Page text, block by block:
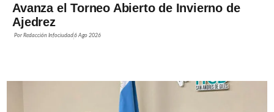
Avanza el Torneo Abierto de Invierno de
Ajedrez
PorRedacción Infociudad6 Ago 2026